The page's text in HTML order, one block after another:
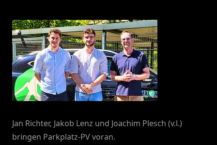
Jan Richter, Jakob Lenz und Joachim Plesch (v.l.)
bringen Parkplatz-PV voran.